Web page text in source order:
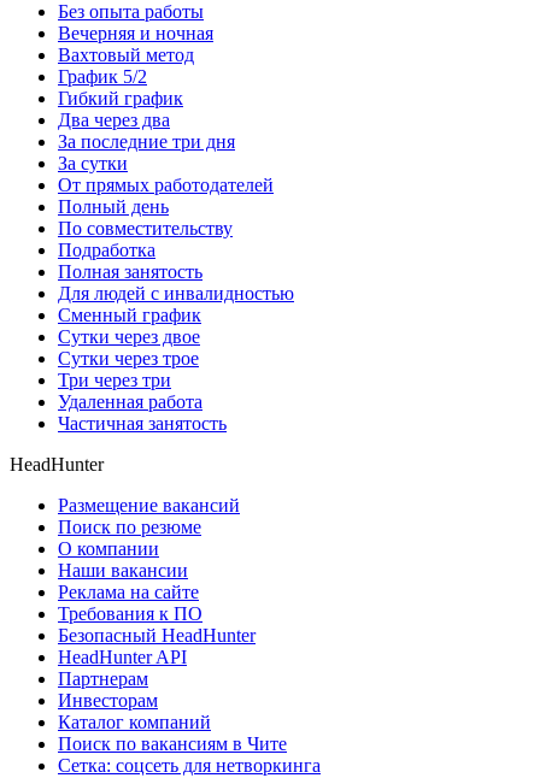
Без опыта работы
Вечерняя и ночная
Вахтовый метод
График 5/2
Гибкий график
Два через два
За последние три дня
За сутки
От прямых работодателей
Полный день
По совместительству
Подработка
Полная занятость
Для людей с инвалидностью
Сменный график
Сутки через двое
Сутки через трое
Три через три
Удаленная работа
Частичная занятость
HeadHunter
Размещение вакансий
Поиск по резюме
О компании
Наши вакансии
Реклама на сайте
Требования к ПО
Безопасный HeadHunter
HeadHunter API
Партнерам
Инвесторам
Каталог компаний
Поиск по вакансиям в Чите
Сетка: соцсеть для нетворкинга